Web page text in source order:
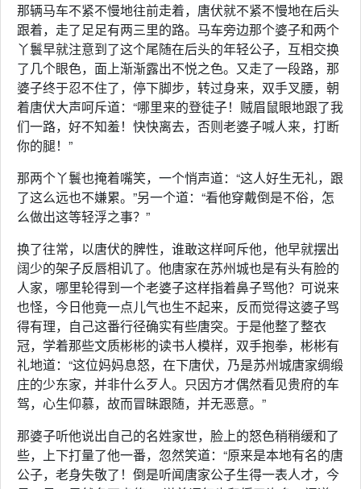
那辆马车不紧不慢地往前走着，唐伏就不紧不慢地在后头
跟着，走了足足有两三里的路。马车旁边那个婆子和两个
丫鬟早就注意到了这个尾随在后头的年轻公子，互相交换
了几个眼色，面上渐渐露出不悦之色。又走了一段路，那
婆子终于忍不住了，停下脚步，转过身来，双手叉腰，朝
着唐伏大声呵斥道：“哪里来的登徒子！贼眉鼠眼地跟了我
们一路，好不知羞！快快离去，否则老婆子喊人来，打断
你的腿！”
那两个丫鬟也掩着嘴笑，一个悄声道：“这人好生无礼，跟
了这么远也不嫌累。”另一个道：“看他穿戴倒是不俗，怎
么做出这等轻浮之事？”
换了往常，以唐伏的脾性，谁敢这样呵斥他，他早就摆出
阔少的架子反唇相讥了。他唐家在苏州城也是有头有脸的
人家，哪里轮得到一个老婆子这样指着鼻子骂他？可说来
也怪，今日他竟一点儿气也生不起来，反而觉得这婆子骂
得有理，自己这番行径确实有些唐突。于是他整了整衣
冠，学着那些文质彬彬的读书人模样，双手抱拳，彬彬有
礼地道：“这位妈妈息怒，在下唐伏，乃是苏州城唐家绸缎
庄的少东家，并非什么歹人。只因方才偶然看见贵府的车
驾，心生仰慕，故而冒昧跟随，并无恶意。”
那婆子听他说出自己的名姓家世，脸上的怒色稍稍缓和了
些，上下打量了他一番，忽然笑道：“原来是本地有名的唐
公子，老身失敬了！倒是听闻唐家公子生得一表人才，今